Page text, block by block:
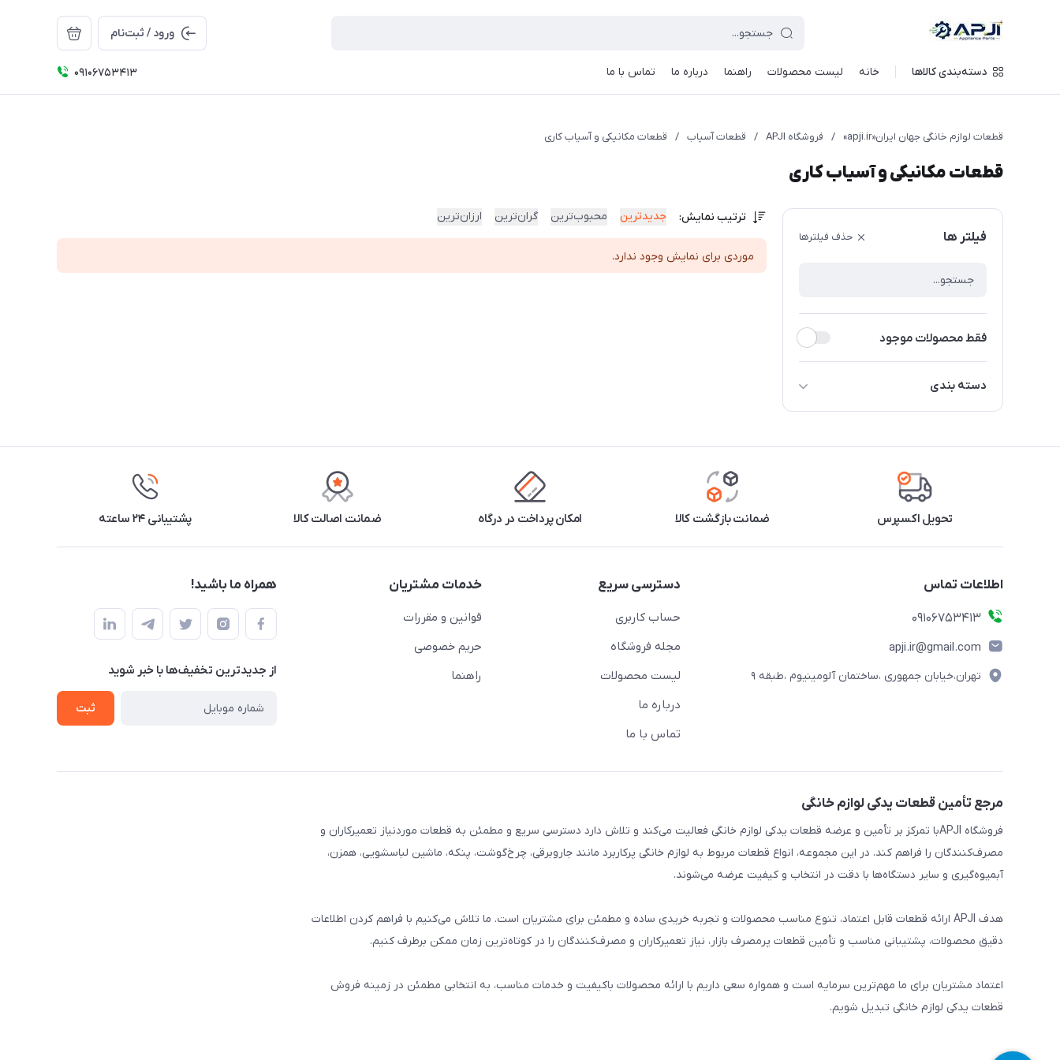
ورود / ثبت‌نام
دسته‌بندی کالاها خانه لیست محصولات راهنما درباره ما تماس با ما 09106753413
قطعات لوازم خانگی جهان ایران«apji.ir» / فروشگاه APJI / قطعات آسیاب / قطعات مکانیکی و آسیاب کاری
قطعات مکانیکی و آسیاب کاری
فیلتر ها حذف فیلترها
فقط محصولات موجود
دسته بندی
تیغه آسیاب
محور / شفت
کوبل ( اتصال موتور به تیغه / کاسه
بوش / بلبرینگ
واشر آب بندی ( اورینگ )
ترتیب نمایش: جدیدترین محبوب‌ترین گران‌ترین ارزان‌ترین
موردی برای نمایش وجود ندارد.
تحویل اکسپرس ضمانت بازگشت کالا امکان پرداخت در درگاه ضمانت اصالت کالا پشتیبانی ۲۴ ساعته
اطلاعات تماس
09106753413
apji.ir@gmail.com
تهران،خیابان جمهوری ،ساختمان آلومینیوم ،طبقه ۹
دسترسی سریع
حساب کاربری
مجله فروشگاه
لیست محصولات
درباره ما
تماس با ما
خدمات مشتریان
قوانین و مقررات
حریم خصوصی
راهنما
همراه ما باشید!
از جدید‌ترین تخفیف‌ها با‌ خبر شوید
ثبت
مرجع تأمین قطعات یدکی لوازم خانگی
فروشگاه APJIبا تمرکز بر تأمین و عرضه قطعات یدکی لوازم خانگی فعالیت می‌کند و تلاش دارد دسترسی سریع و مطمئن به قطعات موردنیاز تعمیرکاران و
مصرف‌کنندگان را فراهم کند. در این مجموعه، انواع قطعات مربوط به لوازم خانگی پرکاربرد مانند جاروبرقی، چرخ‌گوشت، پنکه، ماشین لباسشویی، همزن،
آبمیوه‌گیری و سایر دستگاه‌ها با دقت در انتخاب و کیفیت عرضه می‌شوند.
هدف APJI ارائه قطعات قابل اعتماد، تنوع مناسب محصولات و تجربه خریدی ساده و مطمئن برای مشتریان است. ما تلاش می‌کنیم با فراهم کردن اطلاعات
دقیق محصولات، پشتیبانی مناسب و تأمین قطعات پرمصرف بازار، نیاز تعمیرکاران و مصرف‌کنندگان را در کوتاه‌ترین زمان ممکن برطرف کنیم.
اعتماد مشتریان برای ما مهم‌ترین سرمایه است و همواره سعی داریم با ارائه محصولات باکیفیت و خدمات مناسب، به انتخابی مطمئن در زمینه فروش
قطعات یدکی لوازم خانگی تبدیل شویم.